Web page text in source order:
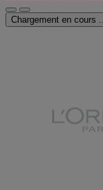
Chargement en cours ...